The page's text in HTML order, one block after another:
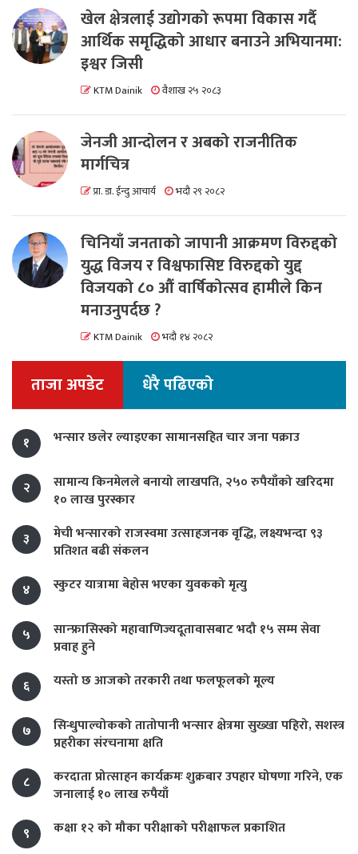
खेल क्षेत्रलाई उद्योगको रूपमा विकास गर्दै
आर्थिक समृद्धिको आधार बनाउने अभियानमा:
इश्वर जिसी
KTM Dainik वैशाख २५ २०८३
जेनजी आन्दोलन र अबको राजनीतिक
मार्गचित्र
प्रा. डा. ईन्दु आचार्य भदौ २९ २०८२
चिनियाँ जनताको जापानी आक्रमण विरुद्दको
युद्ध विजय र विश्वफासिष्ट विरुद्दको युद्द
विजयको ८० औं वार्षिकोत्सव हामीले किन
मनाउनुपर्दछ ?
KTM Dainik भदौ १४ २०८२
ताजा अपडेट धेरै पढिएको
१ भन्सार छलेर ल्याइएका सामानसहित चार जना पक्राउ
२
सामान्य किनमेलले बनायो लाखपति, २५० रुपैयाँको खरिदमा
१० लाख पुरस्कार
३
मेची भन्सारको राजस्वमा उत्साहजनक वृद्धि, लक्ष्यभन्दा ९३
प्रतिशत बढी संकलन
४
स्कुटर यात्रामा बेहोस भएका युवकको मृत्यु
५
सान्फ्रासिस्को महावाणिज्यदूतावासबाट भदौ १५ सम्म सेवा
प्रवाह हुने
६
यस्तो छ आजको तरकारी तथा फलफूलको मूल्य
७
सिन्धुपाल्चोकको तातोपानी भन्सार क्षेत्रमा सुख्खा पहिरो, सशस्त्र
प्रहरीका संरचनामा क्षति
८
करदाता प्रोत्साहन कार्यक्रमः शुक्रबार उपहार घोषणा गरिने, एक
जनालाई १० लाख रुपैयाँ
९
कक्षा १२ को मौका परीक्षाको परीक्षाफल प्रकाशित